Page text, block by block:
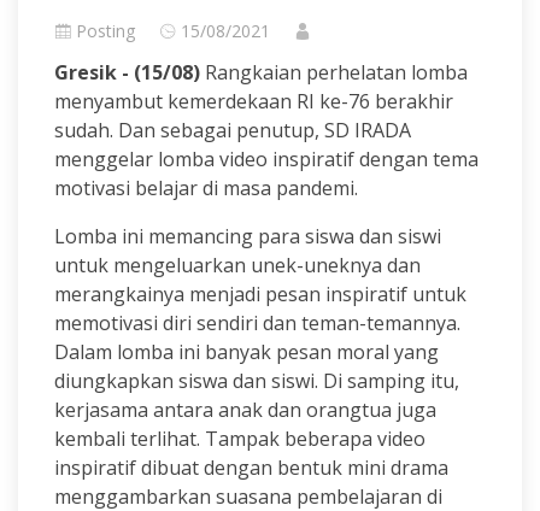
Posting 15/08/2021
Gresik - (15/08) Rangkaian perhelatan lomba
menyambut kemerdekaan RI ke-76 berakhir
sudah. Dan sebagai penutup, SD IRADA
menggelar lomba video inspiratif dengan tema
motivasi belajar di masa pandemi.
Lomba ini memancing para siswa dan siswi
untuk mengeluarkan unek-uneknya dan
merangkainya menjadi pesan inspiratif untuk
memotivasi diri sendiri dan teman-temannya.
Dalam lomba ini banyak pesan moral yang
diungkapkan siswa dan siswi. Di samping itu,
kerjasama antara anak dan orangtua juga
kembali terlihat. Tampak beberapa video
inspiratif dibuat dengan bentuk mini drama
menggambarkan suasana pembelajaran di